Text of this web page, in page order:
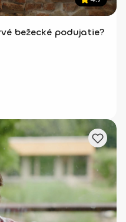
bežecké podujatie?